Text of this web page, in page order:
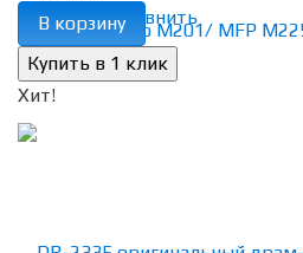
избранное сравнить
В корзину
Хит!